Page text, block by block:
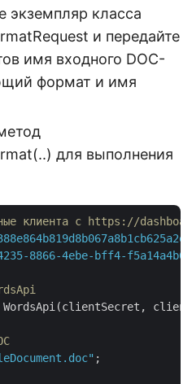
экземпляр класса
и передайте
имя входного DOC-
формат и имя
для выполнения
клиента с https://
8866-4ebe-bff4-
;